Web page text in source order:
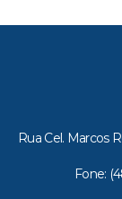
Rua Cel. Marcos
Fone: